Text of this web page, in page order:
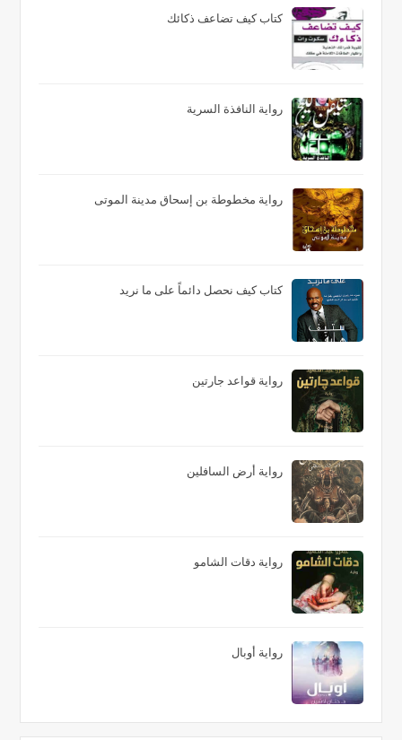
كتاب كيف تضاعف ذكائك
رواية النافذة السرية
رواية مخطوطة بن إسحاق مدينة الموتى
كتاب كيف نحصل دائماً على ما نريد
رواية قواعد جارتين
رواية أرض السافلين
رواية دقات الشامو
رواية أوبال